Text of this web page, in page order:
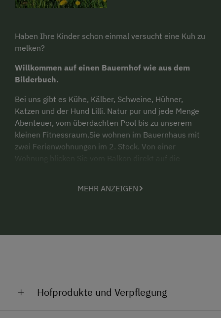
Haben Ihre Kinder schon einmal versucht eine Kuh zu
melken?
Willkommen auf einen Bauernhof wie aus dem
Bilderbuch.
Bei uns gibt es Kühe, Kälber, Schweine, Hühner,
Katzen und der Hund Lilli. Natur pur und jede Menge
Abenteuer, vom überdachten Pool bis zu unserem
kleinen Fitnessraum.Sie wohnen im Bauernhaus mit
zwei Ferienwohnungen im 2. Stock. Von einer
Wohnung blicken Sie vom Balkon direkt auf die
Essgeschirr, Bettwänsche und Handtücher sind
MEHR ANZEIGEN
Hofprodukte und Verpflegung